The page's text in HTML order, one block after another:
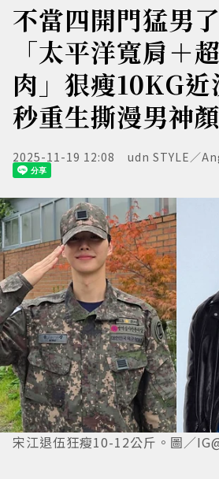
不當四開門猛男
「太平洋寬肩＋
肉」狠瘦10KG
秒重生撕漫男神顏
2025-11-19 12:08 udn STYLE／
宋江退伍狂瘦10-12公斤。圖／